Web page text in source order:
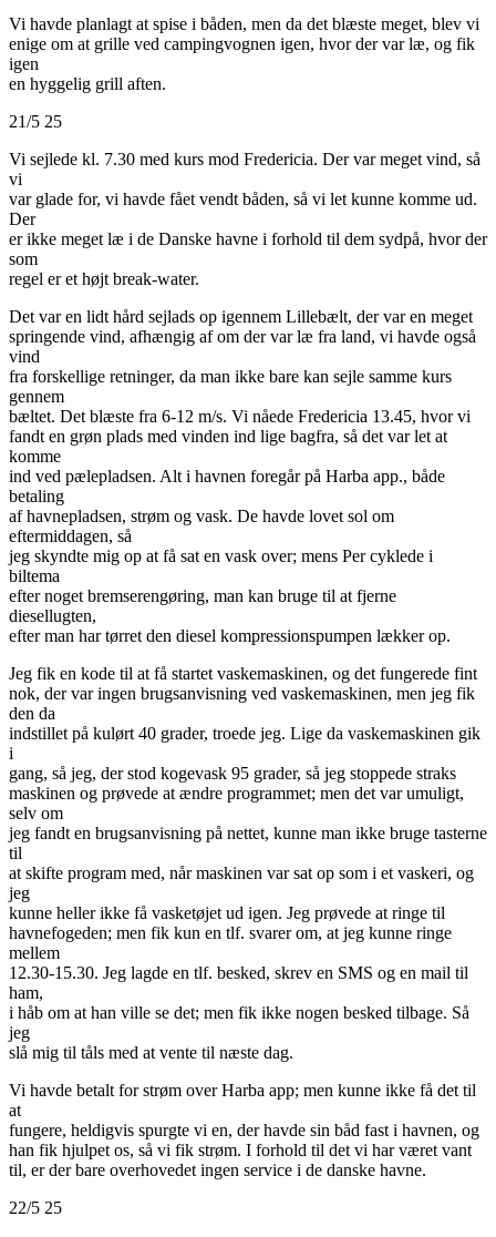
Vi havde planlagt at spise i båden, men da det blæste meget, blev vi
enige om at grille ved campingvognen igen, hvor der var læ, og fik
igen
en hyggelig grill aften.
21/5 25
Vi sejlede kl. 7.30 med kurs mod Fredericia. Der var meget vind, så
vi
var glade for, vi havde fået vendt båden, så vi let kunne komme ud.
Der
er ikke meget læ i de Danske havne i forhold til dem sydpå, hvor der
som
regel er et højt break-water.
Det var en lidt hård sejlads op igennem Lillebælt, der var en meget
springende vind, afhængig af om der var læ fra land, vi havde også
vind
fra forskellige retninger, da man ikke bare kan sejle samme kurs
gennem
bæltet. Det blæste fra 6-12 m/s. Vi nåede Fredericia 13.45, hvor vi
fandt en grøn plads med vinden ind lige bagfra, så det var let at
komme
ind ved pælepladsen. Alt i havnen foregår på Harba app., både
betaling
af havnepladsen, strøm og vask. De havde lovet sol om
eftermiddagen, så
jeg skyndte mig op at få sat en vask over; mens Per cyklede i
biltema
efter noget bremserengøring, man kan bruge til at fjerne
diesellugten,
efter man har tørret den diesel kompressionspumpen lækker op.
Jeg fik en kode til at få startet vaskemaskinen, og det fungerede fint
nok, der var ingen brugsanvisning ved vaskemaskinen, men jeg fik
den da
indstillet på kulørt 40 grader, troede jeg. Lige da vaskemaskinen gik
i
gang, så jeg, der stod kogevask 95 grader, så jeg stoppede straks
maskinen og prøvede at ændre programmet; men det var umuligt,
selv om
jeg fandt en brugsanvisning på nettet, kunne man ikke bruge tasterne
til
at skifte program med, når maskinen var sat op som i et vaskeri, og
jeg
kunne heller ikke få vasketøjet ud igen. Jeg prøvede at ringe til
havnefogeden; men fik kun en tlf. svarer om, at jeg kunne ringe
mellem
12.30-15.30. Jeg lagde en tlf. besked, skrev en SMS og en mail til
ham,
i håb om at han ville se det; men fik ikke nogen besked tilbage. Så
jeg
slå mig til tåls med at vente til næste dag.
Vi havde betalt for strøm over Harba app; men kunne ikke få det til
at
fungere, heldigvis spurgte vi en, der havde sin båd fast i havnen, og
han fik hjulpet os, så vi fik strøm. I forhold til det vi har været vant
til, er der bare overhovedet ingen service i de danske havne.
22/5 25